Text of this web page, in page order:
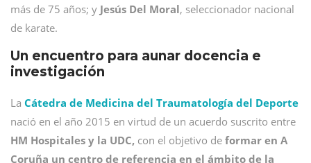
más de 75 años; y Jesús Del Moral, seleccionador nacional
de karate.
Un encuentro para aunar docencia e
investigación
La Cátedra de Medicina del Traumatología del Deporte
nació en el año 2015 en virtud de un acuerdo suscrito entre
HM Hospitales y la UDC, con el objetivo de formar en A
Coruña un centro de referencia en el ámbito de la